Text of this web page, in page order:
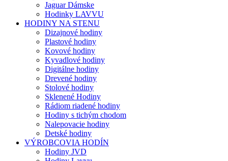
Jaguar Dámske
Hodinky LAVVU
HODINY NA STENU
Dizajnové hodiny
Plastové hodiny
Kovové hodiny
Kyvadlové hodiny
Digitálne hodiny
Drevené hodiny
Stolové hodiny
Sklenené Hodiny
Rádiom riadené hodiny
Hodiny s tichým chodom
Nalepovacie hodiny
Detské hodiny
VÝROBCOVIA HODÍN
Hodiny JVD